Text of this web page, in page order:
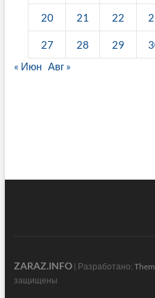
20 21 22
27 28 29
« Июн Авг »
ZARAZ.INFO| Разработано:
защищены